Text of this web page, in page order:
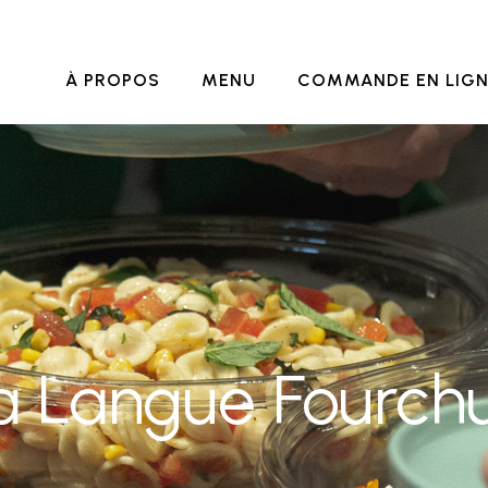
À PROPOS MENU COMMANDE EN
Langue